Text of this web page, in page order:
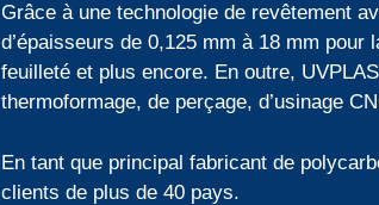
Grâce à une technologie de revêtement
d’épaisseurs de 0,125 mm à 18 mm
feuilleté et plus encore. En outre,
thermoformage, de perçage, d’usinage
En tant que principal fabricant de
clients de plus de 40 pays.